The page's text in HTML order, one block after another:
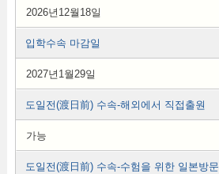
2026년12월18일
입학수속 마감일
2027년1월29일
도일전(渡日前) 수속-해외에서 직접출원
가능
도일전(渡日前) 수속-수험을 위한 일본방문